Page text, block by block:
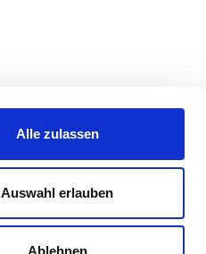
Alle zulassen
Auswahl erlauben
Ablehnen